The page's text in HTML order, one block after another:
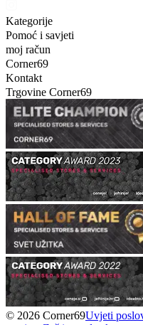
Kategorije
Pomoć i savjeti
moj račun
Corner69
Kontakt
Trgovine Corner69
© 2026 Corner69Uvjeti